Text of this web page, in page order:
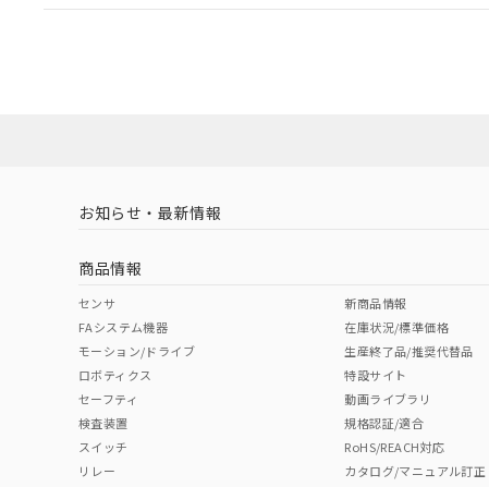
EU RoHS 注意事項・凡例
中国 RoHS 注意事項・凡例
中国 RoHS表
Pb Hg Cr(VI)
お知らせ・最新情報
商品情報
センサ
FAシステム機器
モーション/ドライブ
ロボティクス
セーフティ
検査装置
スイッチ
リレー
新商品情報
在庫状況/標準価格
生産終了品/推奨代替品
特設サイト
動画ライブラリ
規格認証/適合
RoHS/REACH対応
カタログ/マニュアル訂正